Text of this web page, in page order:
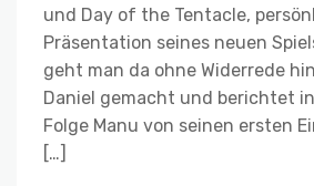
und Day of the Tentacle,
Präsentation seines neuen
geht man da ohne Widerrede
Daniel gemacht und berichtet
Folge Manu von seinen ersten
[…]